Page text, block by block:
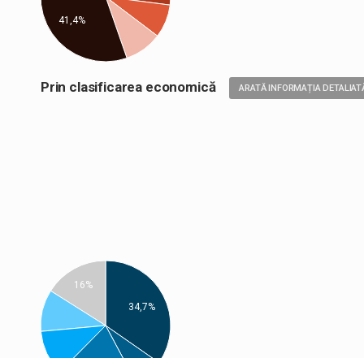
41,4%
Prin clasificarea economică ARATĂ INFORMAȚIA
34,7%
16%